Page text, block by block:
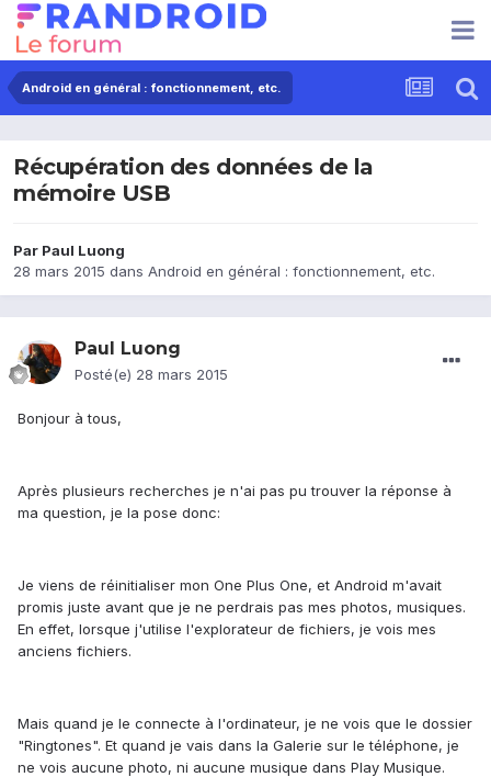
Android en général : fonctionnement, etc.
Récupération des données de la
mémoire USB
Par Paul Luong
28 mars 2015 dans Android en général : fonctionnement, etc.
Paul Luong
Posté(e) 28 mars 2015
Bonjour à tous,
Après plusieurs recherches je n'ai pas pu trouver la réponse à
ma question, je la pose donc:
Je viens de réinitialiser mon One Plus One, et Android m'avait
promis juste avant que je ne perdrais pas mes photos, musiques.
En effet, lorsque j'utilise l'explorateur de fichiers, je vois mes
anciens fichiers.
Mais quand je le connecte à l'ordinateur, je ne vois que le dossier
"Ringtones". Et quand je vais dans la Galerie sur le téléphone, je
ne vois aucune photo, ni aucune musique dans Play Musique.